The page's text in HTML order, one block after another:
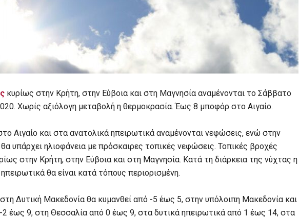
κυρίως στην Κρήτη, στην Εύβοια και στη Μαγνησία αναμένονται το Σάββατο
Χωρίς αξιόλογη μεταβολή η θερμοκρασία. Έως 8 μποφόρ στο Αιγαίο.
Αιγαίο και στα ανατολικά ηπειρωτικά αναμένονται νεφώσεις, ενώ στην
υπάρχει ηλιοφάνεια με πρόσκαιρες τοπικές νεφώσεις. Τοπικές βροχές
στην Κρήτη, στην Εύβοια και στη Μαγνησία. Κατά τη διάρκεια της νύχτας η
θα είναι κατά τόπους περιορισμένη.
Δυτική Μακεδονία θα κυμανθεί από -5 έως 5, στην υπόλοιπη Μακεδονία και
έως 9, στη Θεσσαλία από 0 έως 9, στα δυτικά ηπειρωτικά από 1 έως 14, στα